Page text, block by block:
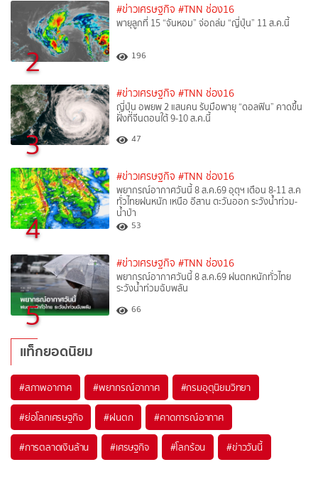
2
#ข่าวเศรษฐกิจ #TNN ช่อง16
พายุลูกที่ 15 “จันหอม” จ่อถล่ม “ญี่ปุ่น” 11 ส.ค.นี้
196
3
#ข่าวเศรษฐกิจ #TNN ช่อง16
ญี่ปุ่น อพยพ 2 แสนคน รับมือพายุ “ดอลฟิน” คาดขึ้น
ฝั่งที่จีนตอนใต้ 9-10 ส.ค.นี้
47
4
#ข่าวเศรษฐกิจ #TNN ช่อง16
พยากรณ์อากาศวันนี้ 8 ส.ค.69 อุตุฯ เตือน 8-11 ส.ค
ทั่วไทยฝนหนัก เหนือ อีสาน ตะวันออก ระวังน้ำท่วม-
น้ำป่า
53
5
#ข่าวเศรษฐกิจ #TNN ช่อง16
พยากรณ์อากาศวันนี้ 8 ส.ค.69 ฝนตกหนักทั่วไทย
ระวังน้ำท่วมฉับพลัน
66
แท็กยอดนิยม
#สภาพอากาศ #พยากรณ์อากาศ #กรมอุตุนิยมวิทยา
#ย่อโลกเศรษฐกิจ #ฝนตก #คาดการณ์อากาศ
#การตลาดเงินล้าน #เศรษฐกิจ #โลกร้อน #ข่าววันนี้